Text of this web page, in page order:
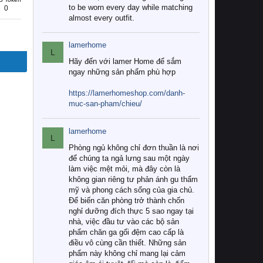
0
to be worn every day while matching
almost every outfit.
L
lamerhome
Hãy đến với lamer Home để sắm
ngay những sản phẩm phù hợp
https://lamerhomeshop.com/danh-
muc-san-pham/chieu/
L
lamerhome
Phòng ngủ không chỉ đơn thuần là nơi
để chúng ta ngả lưng sau một ngày
làm việc mệt mỏi, mà đây còn là
không gian riêng tư phản ánh gu thẩm
mỹ và phong cách sống của gia chủ.
Để biến căn phòng trở thành chốn
nghỉ dưỡng đích thực 5 sao ngay tại
nhà, việc đầu tư vào các bộ sản
phẩm chăn ga gối đệm cao cấp là
điều vô cùng cần thiết. Những sản
phẩm này không chỉ mang lại cảm